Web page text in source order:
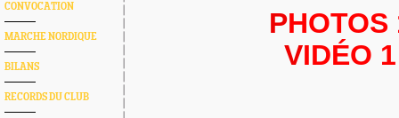
CONVOCATION
MARCHE NORDIQUE
BILANS
RECORDS DU CLUB
PHOTOS
VIDÉO 1